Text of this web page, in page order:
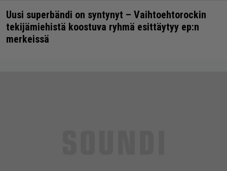
Uusi superbändi on syntynyt – Vaihtoehtorockin
tekijämiehistä koostuva ryhmä esittäytyy ep:n
merkeissä